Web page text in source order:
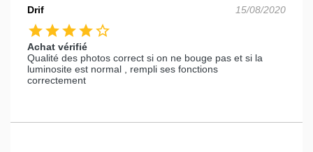
Drif 15/08/2020
starstarstarstarstar_border
Achat vérifié
Qualité des photos correct si on ne bouge pas et si la
luminosite est normal , rempli ses fonctions
correctement